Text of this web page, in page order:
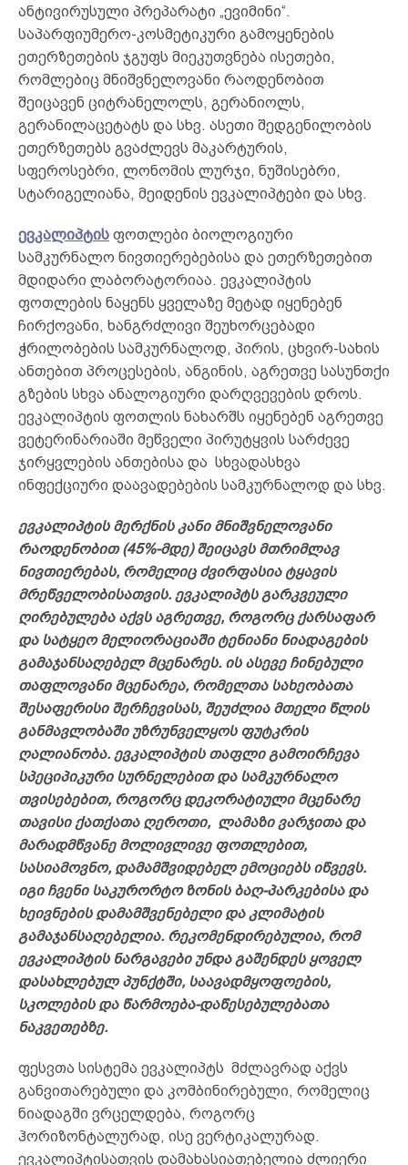
ანტივირუსული პრეპარატი „ევიმინი“.
საპარფიუმერო-კოსმეტიკური გამოყენების
ეთერზეთების ჯგუფს მიეკუთვნება ისეთები,
რომლებიც მნიშვნელოვანი რაოდენობით
შეიცავენ ციტრანელოლს, გერანიოლს,
გერანილაცეტატს და სხვ. ასეთი შედგენილობის
ეთერზეთებს გვაძლევს მაკარტურის,
სფეროსებრი, ლონომის ლურჯი, ნუშისებრი,
სტარიგელიანა, მეიდენის ევკალიპტები და სხვ.
ევკალიპტის ფოთლები ბიოლოგიური
სამკურნალო ნივთიერებებისა და ეთერზეთებით
მდიდარი ლაბორატორიაა. ევკალიპტის
ფოთლების ნაყენს ყველაზე მეტად იყენებენ
ჩირქოვანი, ხანგრძლივი შეუხორცებადი
ჭრილობების სამკურნალოდ, პირის, ცხვირ-სახის
ანთებით პროცესების, ანგინის, აგრეთვე სასუნთქი
გზების სხვა ანალოგიური დარღვევების დროს.
ევკალიპტის ფოთლის ნახარშს იყენებენ აგრეთვე
ვეტერინარიაში მეწველი პირუტყვის სარძევე
ჯირყვლების ანთებისა და სხვადასხვა
ინფექციური დაავადებების სამკურნალოდ და სხვ.
ევკალიპტის მერქნის კანი მნიშვნელოვანი
რაოდენობით (45%-მდე) შეიცავს მთრიმლავ
ნივთიერებას, რომელიც ძვირფასია ტყავის
მრეწველობისათვის. ევკალიპტს გარკვეული
ღირებულება აქვს აგრეთვე, როგორც ქარსაფარ
და სატყეო მელიორაციაში ტენიანი ნიადაგების
გამაჯანსაღებელ მცენარეს. ის ასევე ჩინებული
თაფლოვანი მცენარეა, რომელთა სახეობათა
შესაფერისი შერჩევისას, შეუძლია მთელი წლის
განმავლობაში უზრუნველყოს ფუტკრის
ღალიანობა. ევკალიპტის თაფლი გამოირჩევა
სპეციპიკური სურნელებით და სამკურნალო
თვისებებით, როგორც დეკორატიული მცენარე
თავისი ქათქათა ღეროთი, ლამაზი ვარჯითა და
მარადმწვანე მოლივლივე ფოთლებით,
სასიამოვნო, დამამშვიდებელ ემოციებს იწვევს.
იგი ჩვენი საკურორტო ზონის ბაღ-პარკებისა და
ხეივნების დამამშვენებელი და კლიმატის
გამაჯანსაღებელია. რეკომენდირებულია, რომ
ევკალიპტის ნარგავები უნდა გაშენდეს ყოველ
დასახლებულ პუნქტში, საავადმყოფოების,
სკოლების და წარმოება-დაწესებულებათა
ნაკვეთებზე.
ფესვთა სისტემა ევკალიპტს მძლავრად აქვს
განვითარებული და კომბინირებული, რომელიც
ნიადაგში ვრცელდება, როგორც
ჰორიზონტალურად, ისე ვერტიკალურად.
ევკალიპტისათვის დამახასიათებელია ძლიერი